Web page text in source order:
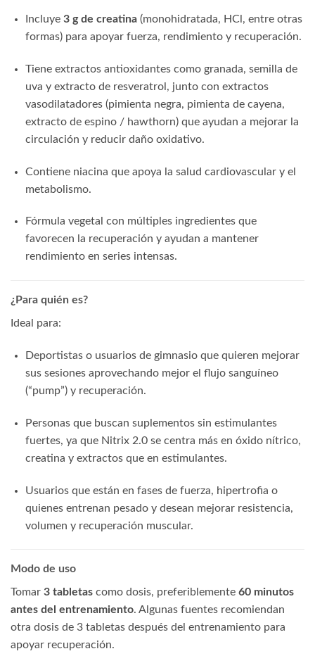
Incluye 3 g de creatina(monohidratada, HCl, entre otras
formas) para apoyar fuerza, rendimiento y recuperación.
Tiene extractos antioxidantes como granada, semilla de
uva y extracto de resveratrol, junto con extractos
vasodilatadores (pimienta negra, pimienta de cayena,
extracto de espino / hawthorn) que ayudan a mejorar la
circulación y reducir daño oxidativo.
Contiene niacina que apoya la salud cardiovascular y el
metabolismo.
Fórmula vegetal con múltiples ingredientes que
favorecen la recuperación y ayudan a mantener
rendimiento en series intensas.
¿Para quién es?
Ideal para:
Deportistas o usuarios de gimnasio que quieren mejorar
sus sesiones aprovechando mejor el flujo sanguíneo
(“pump”) y recuperación.
Personas que buscan suplementos sin estimulantes
fuertes, ya que Nitrix 2.0 se centra más en óxido nítrico,
creatina y extractos que en estimulantes.
Usuarios que están en fases de fuerza, hipertrofia o
quienes entrenan pesado y desean mejorar resistencia,
volumen y recuperación muscular.
Modo de uso
Tomar 3 tabletas como dosis, preferiblemente 60 minutos
antes del entrenamiento. Algunas fuentes recomiendan
otra dosis de 3 tabletas después del entrenamiento para
apoyar recuperación.